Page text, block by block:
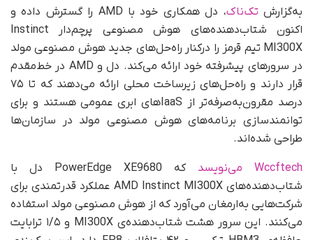
به‌گزارش تک‌ناک
، دل همکاری خود با AMD را گسترش داده و
اکنون شتاب‌دهنده‌های هوش مصنوعی پرچم‌دار Instinct
MI300X تیم قرمز را درکنار راه‌حل‌های جدید هوش مصنوعی مولد
در سرورهای پیشرفته خود ارائه می‌کند. دل و AMD در خط‌مقدم
قرار دارند و راه‌حل‌های زیرساخت محلی ارائه می‌دهند که تا ۷۵
درصد مقرون‌به‌صرفه‌تر از IaaS‌های ابری عمومی هستند و برای
توانمندسازی برنامه‌های هوش مصنوعی مولد در سازمان‌ها
طراحی شده‌اند.
Wccftech می‌نویسد
که PowerEdge XE9680 دل با
شتاب‌دهنده‌های AMD Instinct MI300X عملکرد قدرتمندی برای
شرکت‌هایی به‌ارمغان می‌آورد که از هوش مصنوعی مولد استفاده
می‌کنند. این سرور هشت شتاب‌دهنده‌ی MI300X و ۱/۵ ترابایت